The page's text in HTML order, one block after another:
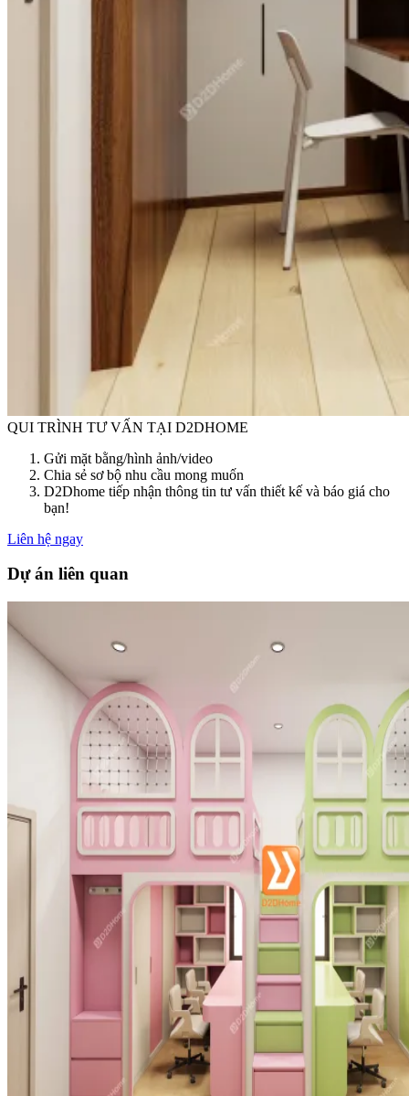
QUI TRÌNH TƯ VẤN TẠI D2DHOME
Gửi mặt bằng/hình ảnh/video
Chia sẻ sơ bộ nhu cầu mong muốn
D2Dhome tiếp nhận thông tin tư vấn thiết kế và báo giá cho
bạn!
Liên hệ ngay
Dự án liên quan